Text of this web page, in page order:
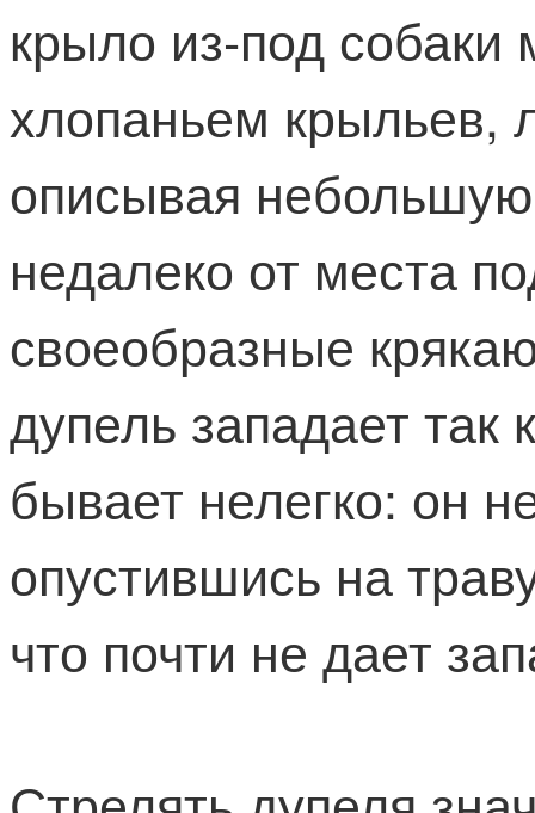
крыло из-под
хлопаньем крыльев,
описывая небольшую
недалеко от места
своеобразные
дупель западает так
бывает нелегко: он
опустившись на
что почти не дает